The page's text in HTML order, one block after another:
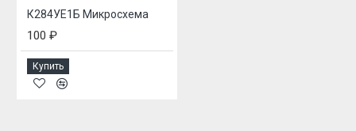
К284УЕ1Б Микросхема
100 ₽
Купить